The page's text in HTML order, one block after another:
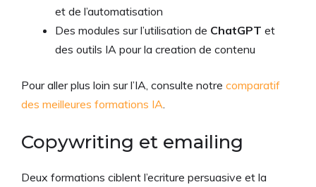
et de l’automatisation
Des modules sur l’utilisation de ChatGPT et
des outils IA pour la creation de contenu
Pour aller plus loin sur l’IA, consulte notre comparatif
des meilleures formations IA
Copywriting et emailing
Deux formations ciblent l’ecriture persuasive et la